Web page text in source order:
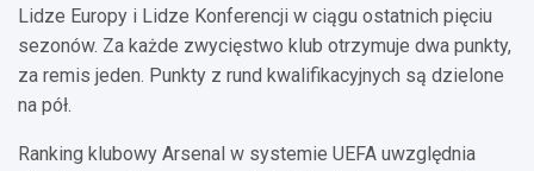
Lidze Europy i Lidze Konferencji w ciągu ostatnich pięciu
sezonów. Za każde zwycięstwo klub otrzymuje dwa punkty,
za remis jeden. Punkty z rund kwalifikacyjnych są dzielone
na pół.
Ranking klubowy Arsenal w systemie UEFA uwzględnia